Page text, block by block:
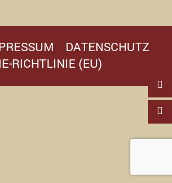
DATENSCHUTZ
RICHTLINIE (EU)